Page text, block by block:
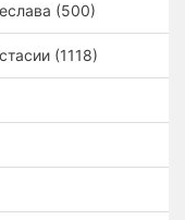
(500)
(1118)